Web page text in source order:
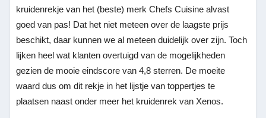
kruidenrekje van het (beste) merk Chefs Cuisine alvast
goed van pas! Dat het niet meteen over de laagste prijs
beschikt, daar kunnen we al meteen duidelijk over zijn. Toch
lijken heel wat klanten overtuigd van de mogelijkheden
gezien de mooie eindscore van 4,8 sterren. De moeite
waard dus om dit rekje in het lijstje van toppertjes te
plaatsen naast onder meer het kruidenrek van Xenos.